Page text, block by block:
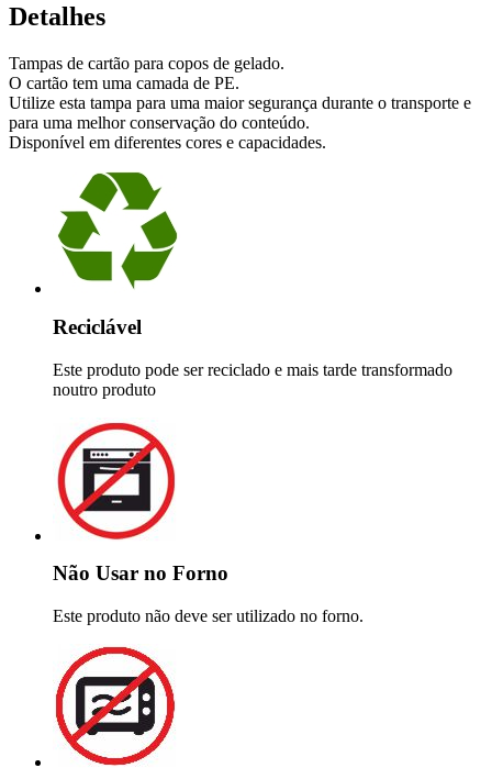
Detalhes
Tampas de cartão para copos de gelado.
O cartão tem uma camada de PE.
Utilize esta tampa para uma maior segurança durante o transporte e
para uma melhor conservação do conteúdo.
Disponível em diferentes cores e capacidades.
Reciclável
Este produto pode ser reciclado e mais tarde transformado
noutro produto
Não Usar no Forno
Este produto não deve ser utilizado no forno.